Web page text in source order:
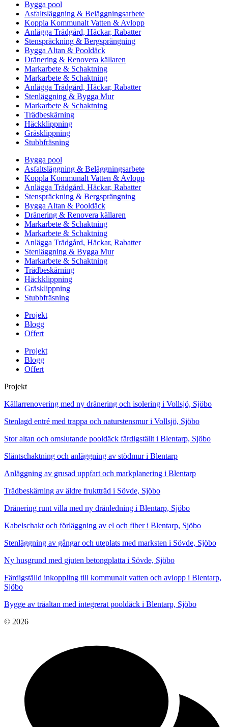
Bygga pool
Asfaltsläggning & Beläggningsarbete
Koppla Kommunalt Vatten & Avlopp
Anlägga Trädgård, Häckar, Rabatter
Stenspräckning & Bergsprängning
Bygga Altan & Pooldäck
Dränering & Renovera källaren
Markarbete & Schaktning
Markarbete & Schaktning
Anlägga Trädgård, Häckar, Rabatter
Stenläggning & Bygga Mur
Markarbete & Schaktning
Trädbeskärning
Häckklippning
Gräsklippning
Stubbfräsning
Bygga pool
Asfaltsläggning & Beläggningsarbete
Koppla Kommunalt Vatten & Avlopp
Anlägga Trädgård, Häckar, Rabatter
Stenspräckning & Bergsprängning
Bygga Altan & Pooldäck
Dränering & Renovera källaren
Markarbete & Schaktning
Markarbete & Schaktning
Anlägga Trädgård, Häckar, Rabatter
Stenläggning & Bygga Mur
Markarbete & Schaktning
Trädbeskärning
Häckklippning
Gräsklippning
Stubbfräsning
Projekt
Blogg
Offert
Projekt
Blogg
Offert
Projekt
Källarrenovering med ny dränering och isolering i Vollsjö, Sjöbo
Stenlagd entré med trappa och naturstensmur i Vollsjö, Sjöbo
Stor altan och omslutande pooldäck färdigställt i Blentarp, Sjöbo
Släntschaktning och anläggning av stödmur i Blentarp
Anläggning av grusad uppfart och markplanering i Blentarp
Trädbeskärning av äldre fruktträd i Sövde, Sjöbo
Dränering runt villa med ny dränledning i Blentarp, Sjöbo
Kabelschakt och förläggning av el och fiber i Blentarp, Sjöbo
Stenläggning av gångar och uteplats med marksten i Sövde, Sjöbo
Ny husgrund med gjuten betongplatta i Sövde, Sjöbo
Färdigställd inkoppling till kommunalt vatten och avlopp i Blentarp,
Sjöbo
Bygge av träaltan med integrerat pooldäck i Blentarp, Sjöbo
© 2026